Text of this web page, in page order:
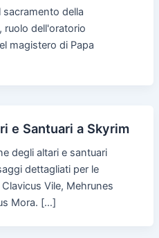
sacramento della
ruolo dell'oratorio
magistero di Papa
e Santuari a Skyrim
degli altari e santuari
dettagliati per le
Vile, Mehrunes
Mora. […]